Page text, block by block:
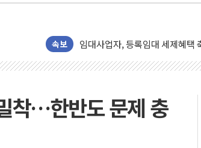
속보
"PAFC만으론 어렵다"…두산퓨
대우건설, 50대 이강석 대표 전
비츠로넥스텍, 한화에어로스페
종합특검, '계엄 수용공간 확보'
친트럼프 오글스 미 하원의원, 테
착…한반도 문제 충